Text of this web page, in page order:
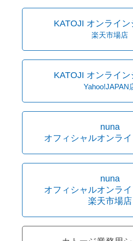
KATOJI オンライ
楽天市場店
KATOJI オンライ
Yahoo!JAPAN
nuna
オフィシャルオンラ
nuna
オフィシャルオンラ
楽天市場店